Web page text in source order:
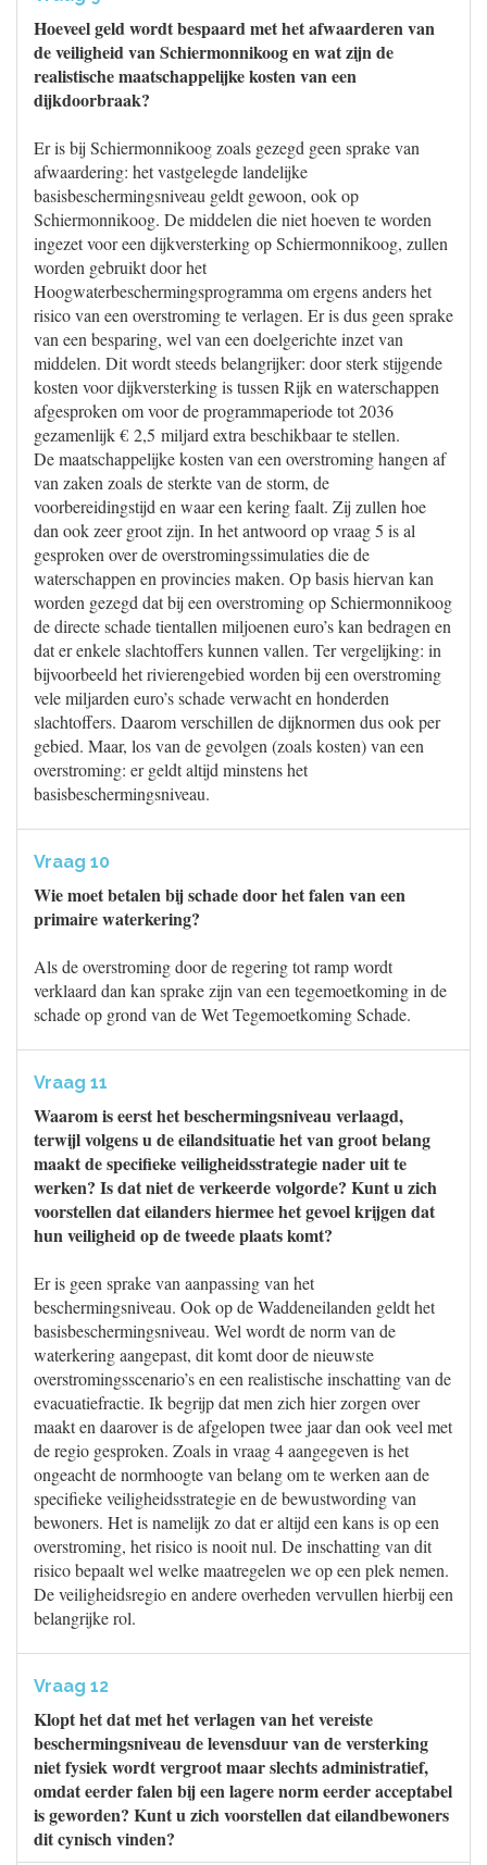
Hoeveel geld wordt bespaard met het afwaarderen van
de veiligheid van Schiermonnikoog en wat zijn de
realistische maatschappelijke kosten van een
dijkdoorbraak?
Er is bij Schiermonnikoog zoals gezegd geen sprake van
afwaardering: het vastgelegde landelijke
basisbeschermingsniveau geldt gewoon, ook op
Schiermonnikoog. De middelen die niet hoeven te worden
ingezet voor een dijkversterking op Schiermonnikoog, zullen
worden gebruikt door het
Hoogwaterbeschermingsprogramma om ergens anders het
risico van een overstroming te verlagen. Er is dus geen sprake
van een besparing, wel van een doelgerichte inzet van
middelen. Dit wordt steeds belangrijker: door sterk stijgende
kosten voor dijkversterking is tussen Rijk en waterschappen
afgesproken om voor de programmaperiode tot 2036
gezamenlijk € 2,5 miljard extra beschikbaar te stellen.
De maatschappelijke kosten van een overstroming hangen af
van zaken zoals de sterkte van de storm, de
voorbereidingstijd en waar een kering faalt. Zij zullen hoe
dan ook zeer groot zijn. In het antwoord op vraag 5 is al
gesproken over de overstromingssimulaties die de
waterschappen en provincies maken. Op basis hiervan kan
worden gezegd dat bij een overstroming op Schiermonnikoog
de directe schade tientallen miljoenen euro’s kan bedragen en
dat er enkele slachtoffers kunnen vallen. Ter vergelijking: in
bijvoorbeeld het rivierengebied worden bij een overstroming
vele miljarden euro’s schade verwacht en honderden
slachtoffers. Daarom verschillen de dijknormen dus ook per
gebied. Maar, los van de gevolgen (zoals kosten) van een
overstroming: er geldt altijd minstens het
basisbeschermingsniveau.
Vraag 10
Wie moet betalen bij schade door het falen van een
primaire waterkering?
Als de overstroming door de regering tot ramp wordt
verklaard dan kan sprake zijn van een tegemoetkoming in de
schade op grond van de Wet Tegemoetkoming Schade.
Vraag 11
Waarom is eerst het beschermingsniveau verlaagd,
terwijl volgens u de eilandsituatie het van groot belang
maakt de specifieke veiligheidsstrategie nader uit te
werken? Is dat niet de verkeerde volgorde? Kunt u zich
voorstellen dat eilanders hiermee het gevoel krijgen dat
hun veiligheid op de tweede plaats komt?
Er is geen sprake van aanpassing van het
beschermingsniveau. Ook op de Waddeneilanden geldt het
basisbeschermingsniveau. Wel wordt de norm van de
waterkering aangepast, dit komt door de nieuwste
overstromingsscenario’s en een realistische inschatting van de
evacuatiefractie. Ik begrijp dat men zich hier zorgen over
maakt en daarover is de afgelopen twee jaar dan ook veel met
de regio gesproken. Zoals in vraag 4 aangegeven is het
ongeacht de normhoogte van belang om te werken aan de
specifieke veiligheidsstrategie en de bewustwording van
bewoners. Het is namelijk zo dat er altijd een kans is op een
overstroming, het risico is nooit nul. De inschatting van dit
risico bepaalt wel welke maatregelen we op een plek nemen.
De veiligheidsregio en andere overheden vervullen hierbij een
belangrijke rol.
Vraag 12
Klopt het dat met het verlagen van het vereiste
beschermingsniveau de levensduur van de versterking
niet fysiek wordt vergroot maar slechts administratief,
omdat eerder falen bij een lagere norm eerder acceptabel
is geworden? Kunt u zich voorstellen dat eilandbewoners
dit cynisch vinden?